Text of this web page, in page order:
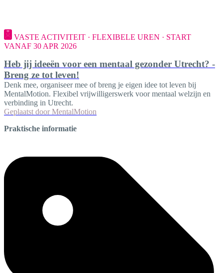
VASTE ACTIVITEIT · FLEXIBELE UREN · START
VANAF 30 APR 2026
Heb jij ideeën voor een mentaal gezonder Utrecht? -
Breng ze tot leven!
Denk mee, organiseer mee of breng je eigen idee tot leven bij
MentalMotion. Flexibel vrijwilligerswerk voor mentaal welzijn en
verbinding in Utrecht.
Geplaatst door MentalMotion
Praktische informatie